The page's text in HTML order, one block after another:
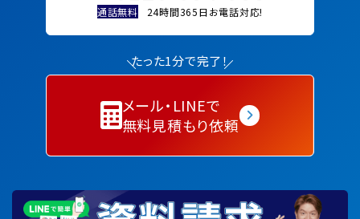
通話無料 24時間365日お電話対応!
たった1分で完了！
メール・LINEで
無料見積もり依頼